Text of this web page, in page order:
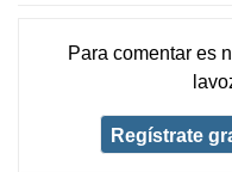
Para comentar es
Regístrate